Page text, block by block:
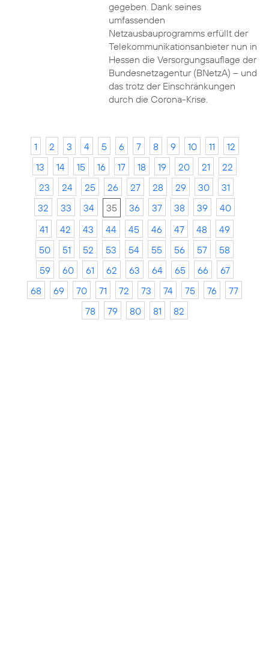
gegeben. Dank seines
umfassenden
Netzausbauprogramms erfüllt der
Telekommunikationsanbieter nun in
Hessen die Versorgungsauflage der
Bundesnetzagentur (BNetzA) – und
das trotz der Einschränkungen
durch die Corona-Krise.
1 2 3 4 5 6 7 8 9 10 11
12
13
14 15 16 17 18 19 20 21
22
23
24 25 26 27 28 29 30
31
32
33 34 35 36 37 38 39
40
41
42 43 44 45 46 47 48
49
50
51 52 53 54 55 56 57
58
59
60 61 62 63 64 65 66
67
68
69 70 71 72 73 74 75 76
77
78
79 80 81 82